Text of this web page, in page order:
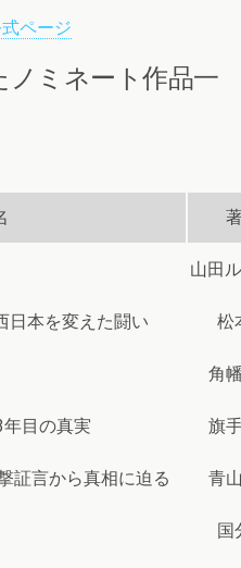
ページ
ノミネート作品一
山田
日本を変えた闘い 松
角
目の真実 旗
証言から真相に迫る 青
国